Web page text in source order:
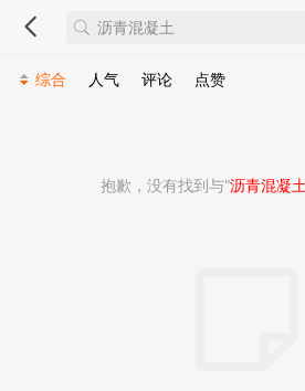
综合 人气 评论 点赞
抱歉，没有找到与“沥青混凝土